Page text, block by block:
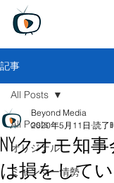
記事
All Posts
オリジナル
ミャンマー情勢
All Posts
NYクオモ知事
は損をしてい
Beyond Media
2020年5月11日 読了